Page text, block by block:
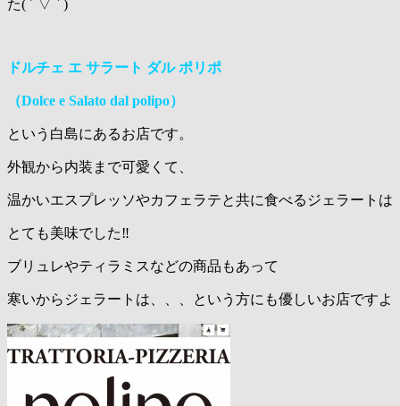
た( ´ ▽ ` )
ドルチェ エ サラート ダル ポリポ
（Dolce e Salato dal polipo）
という白島にあるお店です。
外観から内装まで可愛くて、
温かいエスプレッソやカフェラテと共に食べるジェラートは
とても美味でした‼️
ブリュレやティラミスなどの商品もあって
寒いからジェラートは、、、という方にも優しいお店ですよ